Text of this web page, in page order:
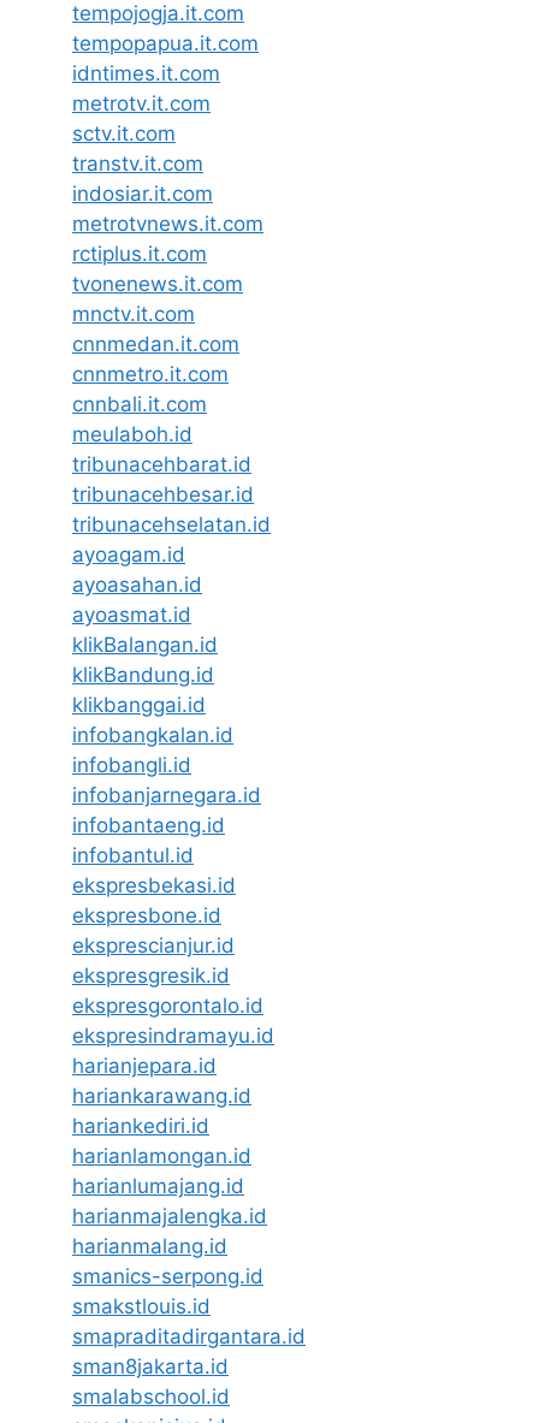
tempojogja.it.com
tempopapua.it.com
idntimes.it.com
metrotv.it.com
sctv.it.com
transtv.it.com
indosiar.it.com
metrotvnews.it.com
rctiplus.it.com
tvonenews.it.com
mnctv.it.com
cnnmedan.it.com
cnnmetro.it.com
cnnbali.it.com
meulaboh.id
tribunacehbarat.id
tribunacehbesar.id
tribunacehselatan.id
ayoagam.id
ayoasahan.id
ayoasmat.id
klikBalangan.id
klikBandung.id
klikbanggai.id
infobangkalan.id
infobangli.id
infobanjarnegara.id
infobantaeng.id
infobantul.id
ekspresbekasi.id
ekspresbone.id
eksprescianjur.id
ekspresgresik.id
ekspresgorontalo.id
ekspresindramayu.id
harianjepara.id
hariankarawang.id
hariankediri.id
harianlamongan.id
harianlumajang.id
harianmajalengka.id
harianmalang.id
smanics-serpong.id
smakstlouis.id
smapraditadirgantara.id
sman8jakarta.id
smalabschool.id